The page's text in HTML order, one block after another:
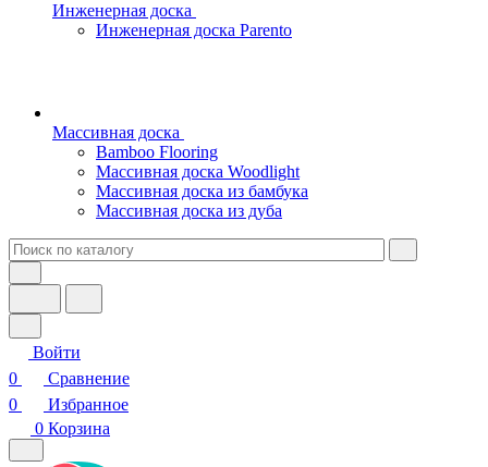
Инженерная доска
Инженерная доска Parento
Массивная доска
Bamboo Flooring
Массивная доска Woodlight
Массивная доска из бамбука
Массивная доска из дуба
Войти
0
Сравнение
0
Избранное
0 Корзина